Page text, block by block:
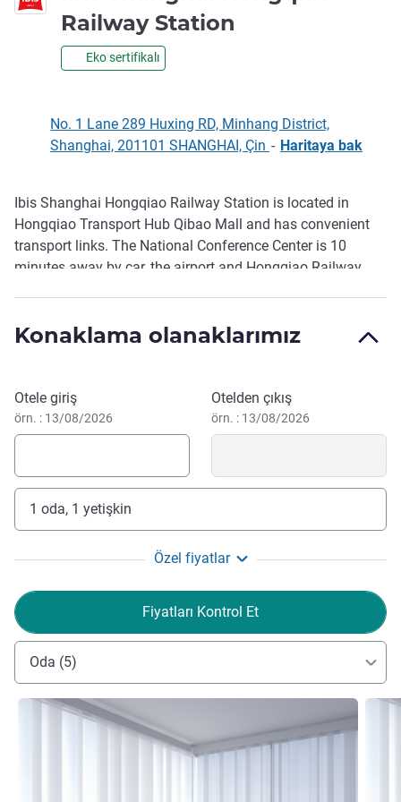
Railway Station
Eko sertifikalı
No. 1 Lane 289 Huxing RD, Minhang District,
Shanghai, 201101 SHANGHAI, Çin - Haritaya bak
Açıklama
Ibis Shanghai Hongqiao Railway Station is located in
Hongqiao Transport Hub Qibao Mall and has convenient
transport links. The National Conference Center is 10
minutes away by car, the airport and Hongqiao Railway
Ancient Town a 15 minute walk.
Konaklama olanaklarımız
Bu otelde rezervasyon yaptırın
Otele giriş
örn. : 13/08/2026
Otelden çıkış
örn. : 13/08/2026
1 oda, 1 yetişkin
Özel fiyatlar
Fiyatları Kontrol Et
Oda (5)
Ayrıntıları göster